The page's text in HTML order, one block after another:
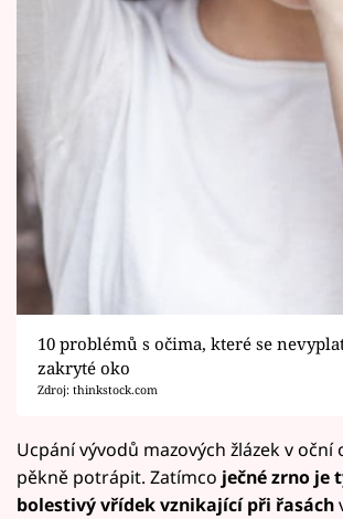
10 problémů s očima, které se
zakryté oko
Zdroj: thinkstock.com
Ucpání vývodů mazových žlázek v
pěkně potrápit. Zatímco ječné zrno je
bolestivý vřídek vznikající při řasách